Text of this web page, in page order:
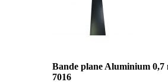
Bande plane Aluminium
7016